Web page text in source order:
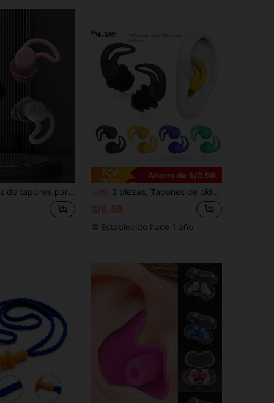
de ruido, adecuados para el trabajo, los viajes, los conciertos, la natación y el sueño, esenciales para los que duermen con facilidad
Ahorro de S/0.50
-7% 2 piezas, Tapones de oído de alto rendimiento con cancelación de ruido, impermeables, portátiles, compactos de silicona, adecuados para nadar, correr, dormir, el metro, sitios de construcción, salas de máquinas
S/6.58
Establecido hace 1 año